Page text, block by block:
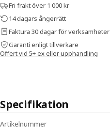
Fri frakt över 1 000 kr
14 dagars ångerrätt
Faktura 30 dagar för verksamheter
Garanti enligt tillverkare
Offert vid 5+ ex eller upphandling
Specifikation
Artikelnummer